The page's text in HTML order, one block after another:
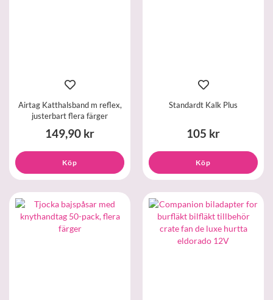
Airtag Katthalsband m reflex,
justerbart flera färger
149,90 kr
Köp
Standardt Kalk Plus
105 kr
Köp